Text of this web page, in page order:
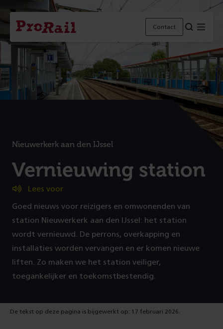
Navigatie
Homepage
ProRail
Contact
Nieuwerkerk aan den IJssel
:
Vernieuwing station
Lees voor
Goed nieuws voor reizigers en omwonenden van
station Nieuwerkerk aan den IJssel: het station
wordt vernieuwd. De perrons, overkapping en
installaties worden vervangen en er komen nieuwe
liften. Zo maken we het station veiliger,
toegankelijker en toekomstbestendig.
De tekst op deze pagina is bijgewerkt op: 17 februari 2026.